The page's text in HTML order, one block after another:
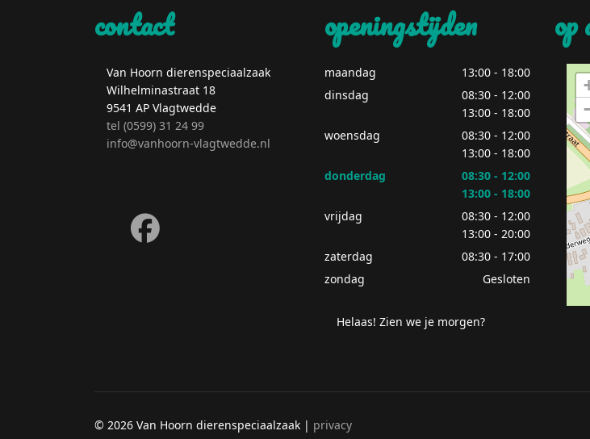
contact
Van Hoorn dierenspeciaalzaak
Wilhelminastraat 18
9541 AP Vlagtwedde
tel (0599) 31 24 99
info@vanhoorn-vlagtwedde.nl
facebook
openingstijden
maandag
13:00 - 18:00
dinsdag
08:30 - 12:00
13:00 - 18:00
woensdag
08:30 - 12:00
13:00 - 18:00
donderdag
08:30 - 12:00
13:00 - 18:00
vrijdag
08:30 - 12:00
13:00 - 20:00
zaterdag
08:30 - 17:00
zondag
Gesloten
Helaas! Zien we je morgen?
© 2026 Van Hoorn dierenspeciaalzaak | privacy